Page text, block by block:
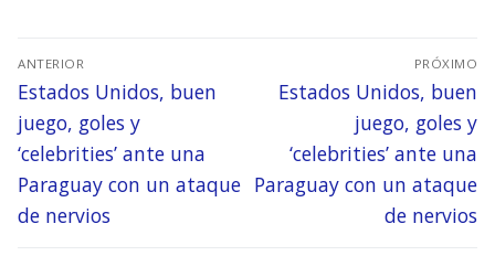
ANTERIOR
Estados Unidos, buen
juego, goles y
‘celebrities’ ante una
Paraguay con un ataque
de nervios
PRÓXIMO
Estados Unidos, buen
juego, goles y
‘celebrities’ ante una
Paraguay con un ataque
de nervios